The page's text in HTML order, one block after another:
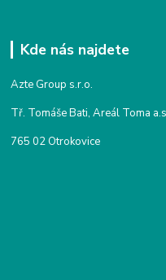
Kde nás najdete
Azte Group s.r.o.
Tř. Tomáše Bati, Areál Toma
765 02 Otrokovice